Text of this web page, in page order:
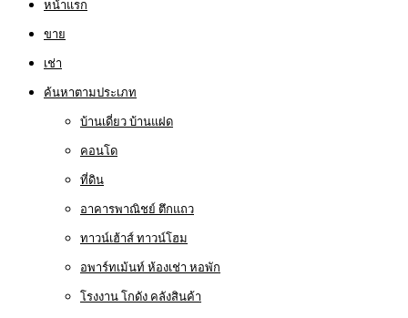
หน้าแรก
ขาย
เช่า
ค้นหาตามประเภท
บ้านเดี่ยว บ้านแฝด
คอนโด
ที่ดิน
อาคารพาณิชย์ ตึกแถว
ทาวน์เฮ้าส์ ทาวน์โฮม
อพาร์ทเม้นท์ ห้องเช่า หอพัก
โรงงาน โกดัง คลังสินค้า